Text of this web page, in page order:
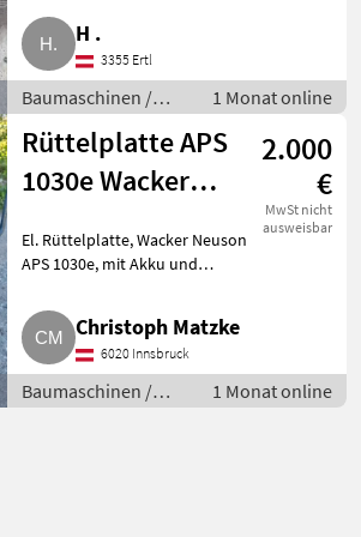
wegen zu weniger Nutzung. 2
Stk Betonketten neu, 2 Stk
Ziegelketten neu, 3 Stk B
H .
3355 Ertl
Baumaschinen /
Kleingeräte
1 Monat online
Rüttelplatte APS
1030e Wacker
1030e
2.000
€
MwSt nicht
ausweisbar
El. Rüttelplatte, Wacker Neuson
APS 1030e, mit Akku und
gebraucht, daher Verkauf.
Baumaschinen Kleingeräte
Christoph Matzke
6020 Innsbruck
Baumaschinen /
Kleingeräte
1 Monat online